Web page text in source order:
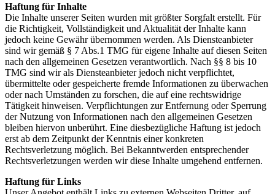
Haftung für Inhalte
Die Inhalte unserer Seiten wurden mit größter Sorgfalt erstellt. Für
die Richtigkeit, Vollständigkeit und Aktualität der Inhalte kann
jedoch keine Gewähr übernommen werden. Als Diensteanbieter
sind wir gemäß § 7 Abs.1 TMG für eigene Inhalte auf diesen Seiten
nach den allgemeinen Gesetzen verantwortlich. Nach §§ 8 bis 10
TMG sind wir als Diensteanbieter jedoch nicht verpflichtet,
übermittelte oder gespeicherte fremde Informationen zu überwachen
oder nach Umständen zu forschen, die auf eine rechtswidrige
Tätigkeit hinweisen. Verpflichtungen zur Entfernung oder Sperrung
der Nutzung von Informationen nach den allgemeinen Gesetzen
bleiben hiervon unberührt. Eine diesbezügliche Haftung ist jedoch
erst ab dem Zeitpunkt der Kenntnis einer konkreten
Rechtsverletzung möglich. Bei Bekanntwerden entsprechender
Rechtsverletzungen werden wir diese Inhalte umgehend entfernen.
Haftung für Links